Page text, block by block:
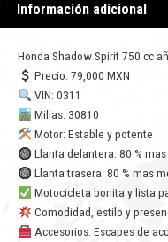
Información adicional
Honda Shadow Spirit 750 cc
Precio: 79,000 MXN
VIN: 0311
Millas: 30810
Motor: Estable y potente
Llanta delantera: 80 %
Llanta trasera: 80 % mas
Motocicleta bonita y lista
Comodidad, estilo y
Accesorios: Escapes de